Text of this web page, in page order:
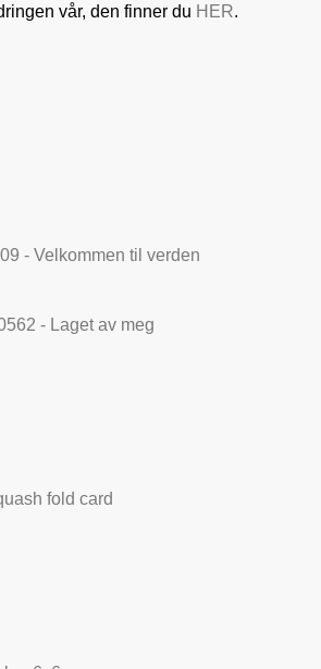
vår, den finner du HER.
- Velkommen til verden
- Laget av meg
fold card